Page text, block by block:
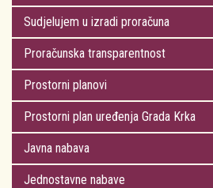
Sudjelujem u izradi proračuna
Proračunska transparentnost
Prostorni planovi
Prostorni plan uređenja Grada Krka
Javna nabava
Jednostavne nabave